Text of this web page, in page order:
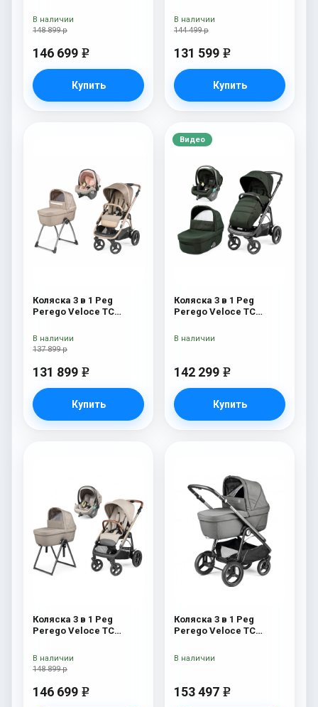
Bark New
148 899 р
146 699 e
Купить
В наличии
Amour
144 499 р
131 599 e
Купить
В наличии
Коляска 3 в 1 Peg
Perego Veloce TC
Amour
137 899 р
131 899 e
Купить
В наличии
Видео
Коляска 3 в 1 Peg
Perego Veloce TC
142 299 e
Купить
В наличии
Коляска 3 в 1 Peg
Perego Veloce TC
New
148 899 р
146 699 e
В наличии
Коляска 3 в 1 Peg
Perego Veloce TC
Mercury
153 497 e
В наличии